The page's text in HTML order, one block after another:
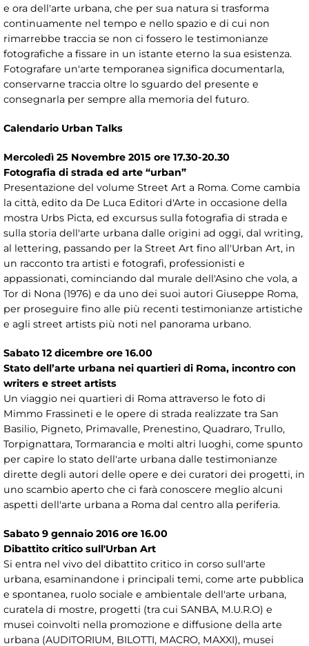
e ora dell'arte urbana, che per sua natura si trasforma
continuamente nel tempo e nello spazio e di cui non
rimarrebbe traccia se non ci fossero le testimonianze
fotografiche a fissare in un istante eterno la sua esistenza.
Fotografare un'arte temporanea significa documentarla,
conservarne traccia oltre lo sguardo del presente e
consegnarla per sempre alla memoria del futuro.
Calendario Urban Talks
Mercoledì 25 Novembre 2015 ore 17.30-20.30
Fotografia di strada ed arte “urban”
Presentazione del volume Street Art a Roma. Come cambia
la città, edito da De Luca Editori d'Arte in occasione della
mostra Urbs Picta, ed excursus sulla fotografia di strada e
sulla storia dell'arte urbana dalle origini ad oggi, dal writing,
al lettering, passando per la Street Art fino all'Urban Art, in
un racconto tra artisti e fotografi, professionisti e
appassionati, cominciando dal murale dell'Asino che vola, a
Tor di Nona (1976) e da uno dei suoi autori Giuseppe Roma,
per proseguire fino alle più recenti testimonianze artistiche
e agli street artists più noti nel panorama urbano.
Sabato 12 dicembre ore 16.00
Stato dell’arte urbana nei quartieri di Roma, incontro con
writers e street artists
Un viaggio nei quartieri di Roma attraverso le foto di
Mimmo Frassineti e le opere di strada realizzate tra San
Basilio, Pigneto, Primavalle, Prenestino, Quadraro, Trullo,
Torpignattara, Tormarancia e molti altri luoghi, come spunto
per capire lo stato dell'arte urbana dalle testimonianze
dirette degli autori delle opere e dei curatori dei progetti, in
uno scambio aperto che ci farà conoscere meglio alcuni
aspetti dell'arte urbana a Roma dal centro alla periferia.
Sabato 9 gennaio 2016 ore 16.00
Dibattito critico sull'Urban Art
Si entra nel vivo del dibattito critico in corso sull'arte
urbana, esaminandone i principali temi, come arte pubblica
e spontanea, ruolo sociale e ambientale dell'arte urbana,
curatela di mostre, progetti (tra cui SANBA, M.U.R.O) e
musei coinvolti nella promozione e diffusione della arte
urbana (AUDITORIUM, BILOTTI, MACRO, MAXXI), musei